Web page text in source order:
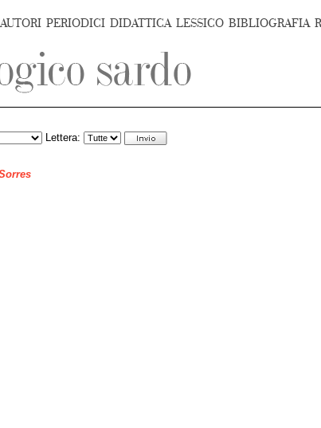
AUTORI PERIODICI DIDATTICA LESSICO BIBLIOGRAFIA
Lettera: